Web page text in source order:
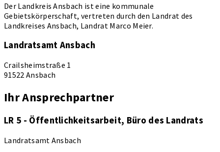
Der Landkreis Ansbach ist eine kommunale
Gebietskörperschaft, vertreten durch den Landrat des
Landkreises Ansbach, Landrat Marco Meier.
Landratsamt Ansbach
Crailsheimstraße 1
91522 Ansbach
Ihr Ansprechpartner
LR 5 - Öffentlichkeitsarbeit, Büro des Landrats
Landratsamt Ansbach